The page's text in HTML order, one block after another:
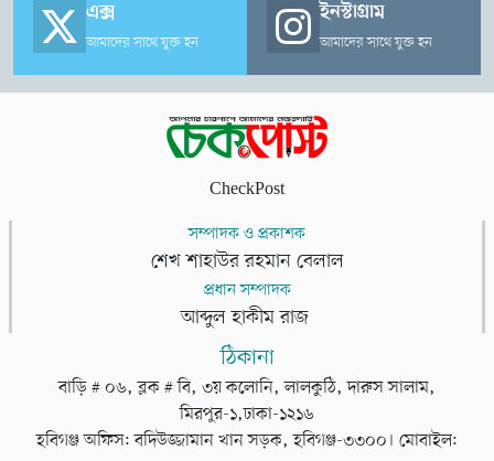
এক্স
আমাদের সাথে যুক্ত হন
ইনস্টাগ্রাম
আমাদের সাথে যুক্ত হন
CheckPost
সম্পাদক ও প্রকাশক
শেখ শাহাউর রহমান বেলাল
প্রধান সম্পাদক
আব্দুল হাকীম রাজ
ঠিকানা
বাড়ি # ০৬, ব্লক # বি, ৩য় কলোনি, লালকুঠি, দারুস সালাম,
মিরপুর-১,ঢাকা-১২১৬
হবিগঞ্জ অফিস: বদিউজ্জামান খান সড়ক, হবিগঞ্জ-৩৩০০। মোবাইল: